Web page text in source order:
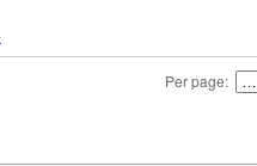
Per page: